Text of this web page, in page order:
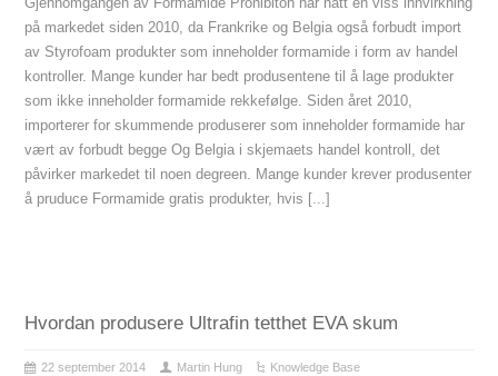
på markedet siden 2010, da Frankrike og Belgia også forbudt import
av Styrofoam produkter som inneholder formamide i form av handel
kontroller. Mange kunder har bedt produsentene til å lage produkter
som ikke inneholder formamide rekkefølge. Siden året 2010,
importerer for skummende produserer som inneholder formamide har
vært av forbudt begge Og Belgia i skjemaets handel kontroll, det
påvirker markedet til noen degreen. Mange kunder krever produsenter
å pruduce Formamide gratis produkter, hvis [...]
Hvordan produsere Ultrafin tetthet EVA skum
22 september 2014 Martin Hung Knowledge Base